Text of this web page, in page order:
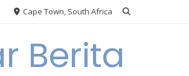
Cape Town, South Africa
Berita